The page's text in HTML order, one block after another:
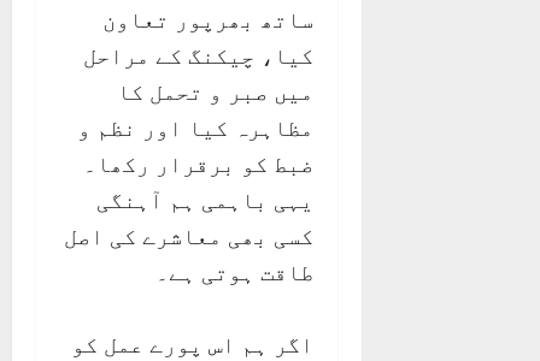
ساتھ بھرپور تعاون
کیا، چیکنگ کے مراحل
میں صبر و تحمل کا
مظاہرہ کیا اور نظم و
ضبط کو برقرار رکھا۔
یہی باہمی ہم آہنگی
کسی بھی معاشرے کی اصل
طاقت ہوتی ہے۔
اگر ہم اس پورے عمل کو